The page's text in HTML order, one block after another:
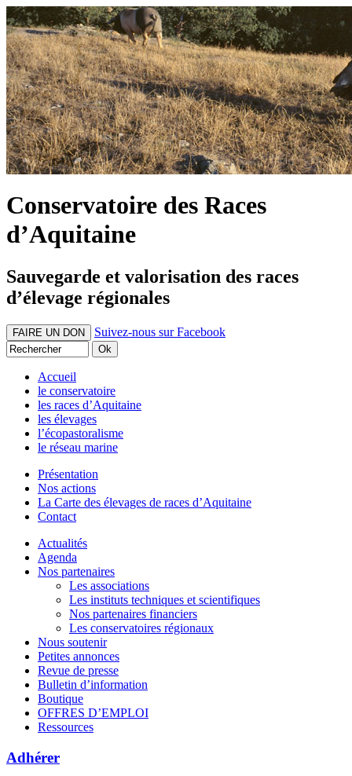
Conservatoire des Races
d’Aquitaine
Sauvegarde et valorisation des races
d’élevage régionales
FAIRE UN DON Suivez-nous sur Facebook
Accueil
le conservatoire
les races d’Aquitaine
les élevages
l’écopastoralisme
le réseau marine
Présentation
Nos actions
La Carte des élevages de races d’Aquitaine
Contact
Actualités
Agenda
Nos partenaires
Les associations
Les instituts techniques et scientifiques
Nos partenaires financiers
Les conservatoires régionaux
Nous soutenir
Petites annonces
Revue de presse
Bulletin d’information
Boutique
OFFRES D’EMPLOI
Ressources
Adhérer